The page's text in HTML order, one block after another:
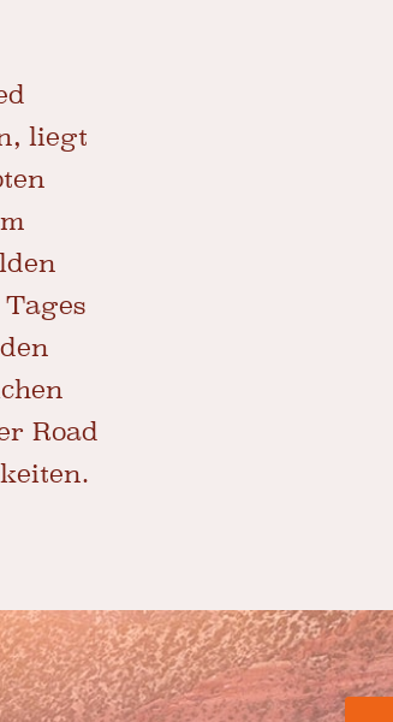
liegt
Road